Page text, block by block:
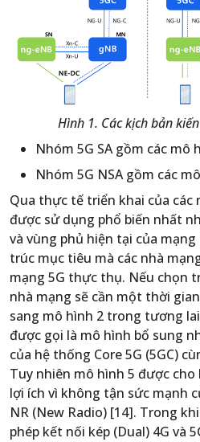
Hình 1. Các kịch bản
Nhóm 5G SA gồm các mô
Nhóm 5G NSA gồm các
Qua thực tế triển khai của các
được sử dụng phổ biến nhất
và vùng phủ hiện tại của mạng
trúc mục tiêu mà các nhà
mạng 5G thực thụ. Nếu chọn
nhà mạng sẽ cần một thời
sang mô hình 2 trong tương
được gọi là mô hình bổ sung
của hệ thống Core 5G (5GC)
Tuy nhiên mô hình 5 được
lợi ích vì không tận sức mạnh
NR (New Radio) [14]. Trong
phép kết nối kép (Dual) 4G và